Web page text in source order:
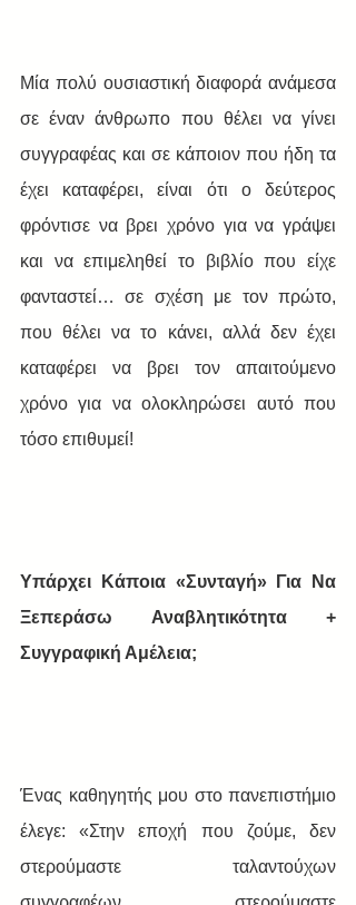
Μία πολύ ουσιαστική διαφορά ανάμεσα
σε έναν άνθρωπο που θέλει να γίνει
συγγραφέας και σε κάποιον που ήδη τα
έχει καταφέρει, είναι ότι ο δεύτερος
φρόντισε να βρει χρόνο για να γράψει
και να επιμεληθεί το βιβλίο που είχε
φανταστεί… σε σχέση με τον πρώτο,
που θέλει να το κάνει, αλλά δεν έχει
καταφέρει να βρει τον απαιτούμενο
χρόνο για να ολοκληρώσει αυτό που
τόσο επιθυμεί!
Υπάρχει Κάποια «Συνταγή» Για Να
Ξεπεράσω Αναβλητικότητα +
Συγγραφική Αμέλεια;
Ένας καθηγητής μου στο πανεπιστήμιο
έλεγε: «Στην εποχή που ζούμε, δεν
στερούμαστε ταλαντούχων